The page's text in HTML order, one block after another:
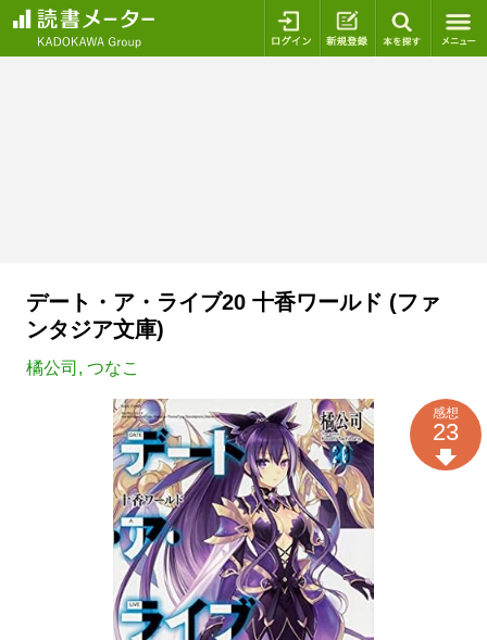
ログイン 新規登録
デート・ア・ライブ20 十香ワールド (ファ
ンタジア文庫)
橘公司 , つなこ
感想
23